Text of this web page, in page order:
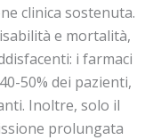
clinica sostenuta.
e mortalità,
i farmaci
50% dei pazienti,
Inoltre, solo il
prolungata